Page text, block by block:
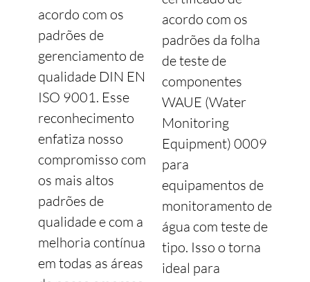
acordo com os
padrões de
gerenciamento de
qualidade DIN EN
ISO 9001. Esse
reconhecimento
enfatiza nosso
compromisso com
os mais altos
padrões de
qualidade e com a
melhoria contínua
em todas as áreas
acordo com os
padrões da folha
de teste de
componentes
WAUE (Water
Monitoring
Equipment) 0009
para
equipamentos de
monitoramento de
água com teste de
tipo. Isso o torna
ideal para